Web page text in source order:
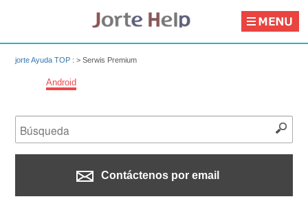
jorte Ayuda TOP : >Serwis Premium
Android
Contáctenos por email